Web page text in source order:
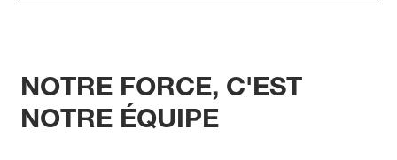
NOTRE FORCE, C'EST
NOTRE ÉQUIPE